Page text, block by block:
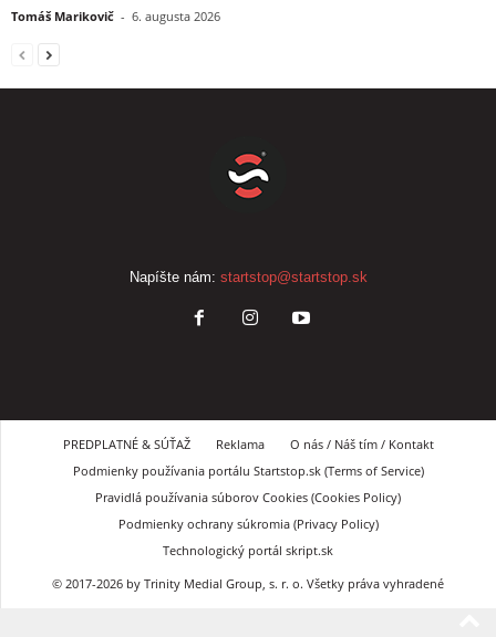
Tomáš Marikovič - 6. augusta 2026
Napíšte nám: startstop@startstop.sk
PREDPLATNÉ & SÚŤAŽ Reklama
O nás / Náš tím / Kontakt
Podmienky používania portálu Startstop.sk (Terms of Service)
Pravidlá používania súborov Cookies (Cookies Policy)
Podmienky ochrany súkromia (Privacy Policy)
Technologický portál skript.sk
© 2017-2026 by Trinity Medial Group, s. r. o. Všetky práva vyhradené